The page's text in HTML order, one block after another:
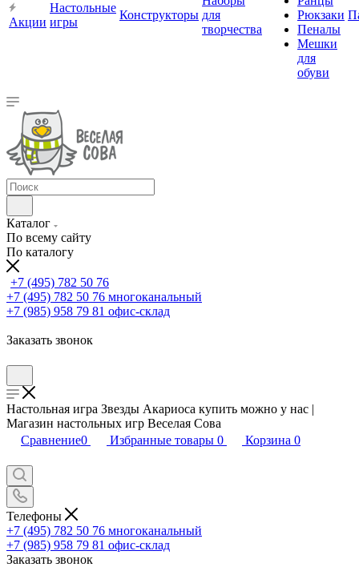
Акции
Настольные
игры
Конструкторы для
творчества
Рюкзаки
Пеналы
Мешки
для
обуви
Каталог
По всему сайту
По каталогу
+7 (495) 782 50 76
+7 (495) 782 50 76 многоканальный
+7 (985) 958 79 81 офис-склад
Заказать звонок
Настольная игра Звезды Акариоса купить можно у нас |
Магазин настольных игр Веселая Сова
Сравнение0 Избранные товары 0 Корзина 0
Телефоны
+7 (495) 782 50 76 многоканальный
+7 (985) 958 79 81 офис-склад
Заказать звонок